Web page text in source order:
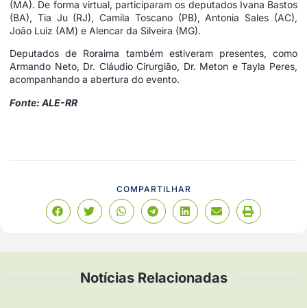
(MA). De forma virtual, participaram os deputados Ivana Bastos
(BA), Tia Ju (RJ), Camila Toscano (PB), Antonia Sales (AC),
João Luiz (AM) e Alencar da Silveira (MG).
Deputados de Roraima também estiveram presentes, como
Armando Neto, Dr. Cláudio Cirurgião, Dr. Meton e Tayla Peres,
acompanhando a abertura do evento.
Fonte: ALE-RR
COMPARTILHAR
Notícias Relacionadas